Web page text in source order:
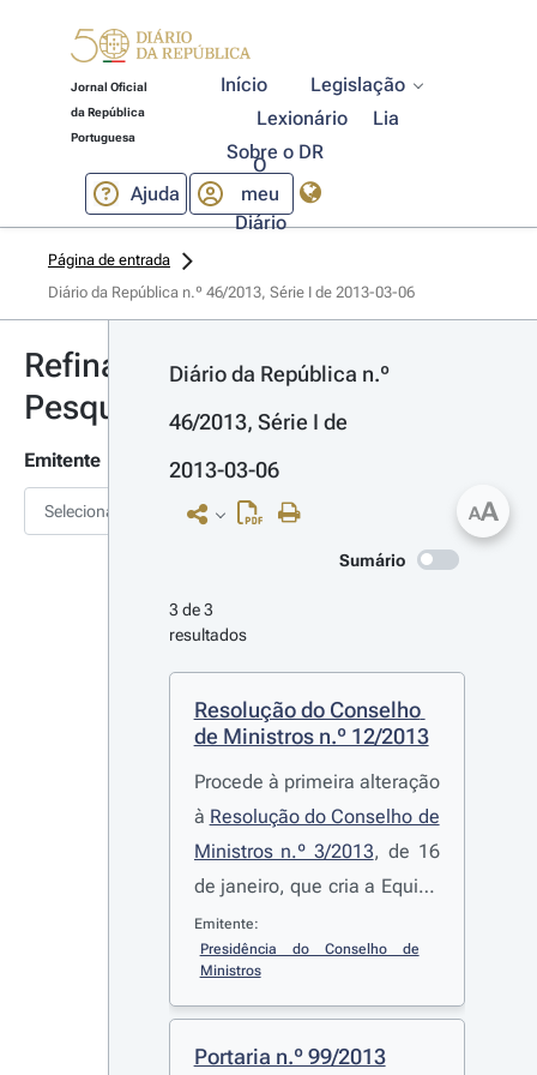
Jornal Oficial
da República
Portuguesa
Início
Legislação
Lexionário
Lia
Sobre o DR
Ajuda
O
meu
Diário
Página de entrada
Diário da República n.º 46/2013, Série I de 2013-03-06
Refinar
Pesquisa
Emitente
Selecionar
Diário da República n.º
46/2013, Série I de
2013-03-06
Sumário
3 de 3
resultados
Resolução do Conselho
de Ministros n.º 12/2013
Procede à primeira alteração
à Resolução do Conselho de
Ministros n.º 3/2013, de 16
de janeiro, que cria a Equipa
para os Assuntos da
Reorganização
Autárquica
Emitente:
Presidência do Conselho de
Ministros
Portaria n.º 99/2013
AA